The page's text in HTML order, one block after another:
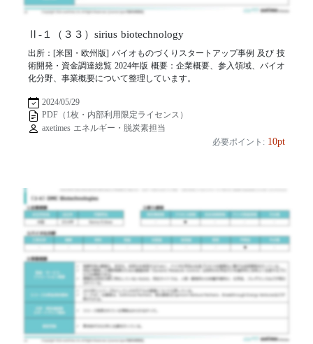
Ⅱ-１（３３）sirius biotechnology
出所：[米国・欧州版] バイオものづくりスタートアップ事例 及び 技
術開発・資金調達総覧 2024年版 概要：企業概要、参入領域、バイオ
化分野、事業概要について整理しています。
2024/05/29
PDF（1枚・内部利用限定ライセンス）
axetimes エネルギー・脱炭素担当
必要ポイント: 10pt